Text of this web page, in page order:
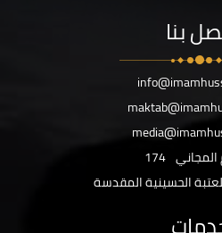
بنا
المجاني 174
الحسينية المقدسة